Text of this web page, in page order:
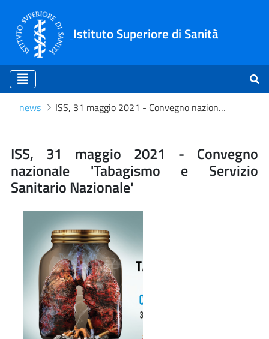
Istituto Superiore di Sanità
news ISS, 31 maggio 2021 - Convegno nazionale 'Tabagismo e Servizio Sanitario Nazionale'
ISS, 31 maggio 2021 -
ISS, 31 maggio 2021 - Convegno
nazionale 'Tabagismo e Servizio
Sanitario Nazionale'